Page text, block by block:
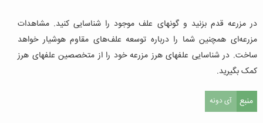
در مزرعه قدم بزنید و گونهای علف موجود را شناسایی کنید. مشاهدات
مزرعه‌ای همچنین شما را درباره توسعه علف‌های مقاوم هوشیار خواهد
ساخت. در شناسایی علفهای هرز مزرعه خود را از متخصصین علفهای هرز
کمک بگیرید.
منبع آی دونه